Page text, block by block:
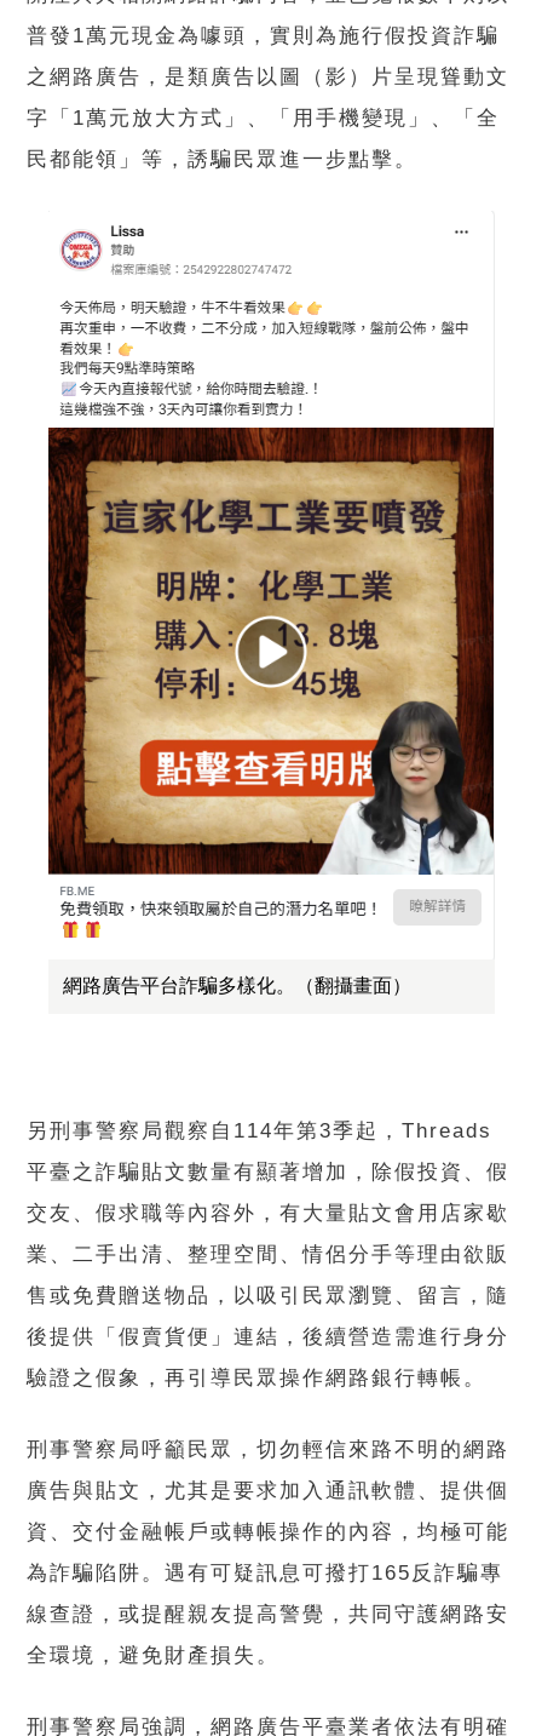
普發1萬元現金為噱頭，實則為施行假投資詐騙
之網路廣告，是類廣告以圖（影）片呈現聳動文
字「1萬元放大方式」、「用手機變現」、「全
民都能領」等，誘騙民眾進一步點擊。
網路廣告平台詐騙多樣化。（翻攝畫面）
另刑事警察局觀察自114年第3季起，Threads
平臺之詐騙貼文數量有顯著增加，除假投資、假
交友、假求職等內容外，有大量貼文會用店家歇
業、二手出清、整理空間、情侶分手等理由欲販
售或免費贈送物品，以吸引民眾瀏覽、留言，隨
後提供「假賣貨便」連結，後續營造需進行身分
驗證之假象，再引導民眾操作網路銀行轉帳。
刑事警察局呼籲民眾，切勿輕信來路不明的網路
廣告與貼文，尤其是要求加入通訊軟體、提供個
資、交付金融帳戶或轉帳操作的內容，均極可能
為詐騙陷阱。遇有可疑訊息可撥打165反詐騙專
線查證，或提醒親友提高警覺，共同守護網路安
全環境，避免財產損失。
刑事警察局強調，網路廣告平臺業者依法有明確